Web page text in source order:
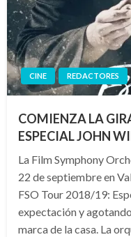
CINE REDACTORES
COMIENZA LA
ESPECIAL JOHN
La Film Symphony
22 de septiembre en
FSO Tour 2018/19:
expectación y
marca de la casa. La